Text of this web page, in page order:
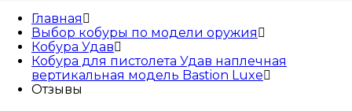
Главная
Выбор кобуры по модели оружия
Кобура Удав
Кобура для пистолета Удав наплечная
вертикальная модель Bastion Luxe
Отзывы